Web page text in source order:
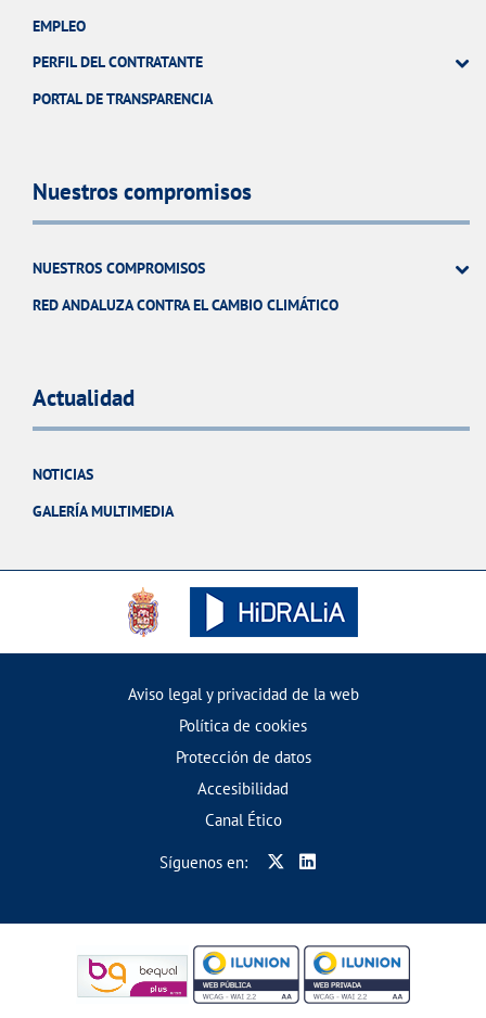
EMPLEO
PERFIL DEL CONTRATANTE
PORTAL DE TRANSPARENCIA
Nuestros compromisos
NUESTROS COMPROMISOS
RED ANDALUZA CONTRA EL CAMBIO CLIMÁTICO
Actualidad
NOTICIAS
GALERÍA MULTIMEDIA
Aviso legal y privacidad de la web
Política de cookies
Protección de datos
Accesibilidad
Canal Ético
Síguenos en: